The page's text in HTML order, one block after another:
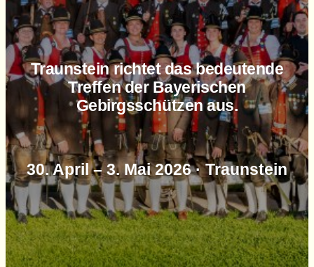
Traunstein richtet das bedeutende
Treffen der Bayerischen
Gebirgsschützen aus.
30. April – 3. Mai 2026 · Traunstein